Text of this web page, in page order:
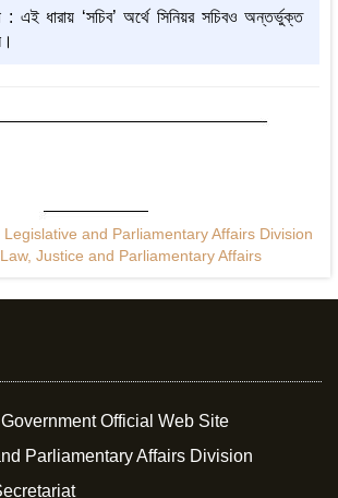
: এই ধারায় ‘সচিব’ অর্থে সিনিয়র সচিবও অন্তর্ভুক্ত
and Parliamentary Affairs Division
Justice and Parliamentary Affairs
Official Web Site
Parliamentary Affairs Division